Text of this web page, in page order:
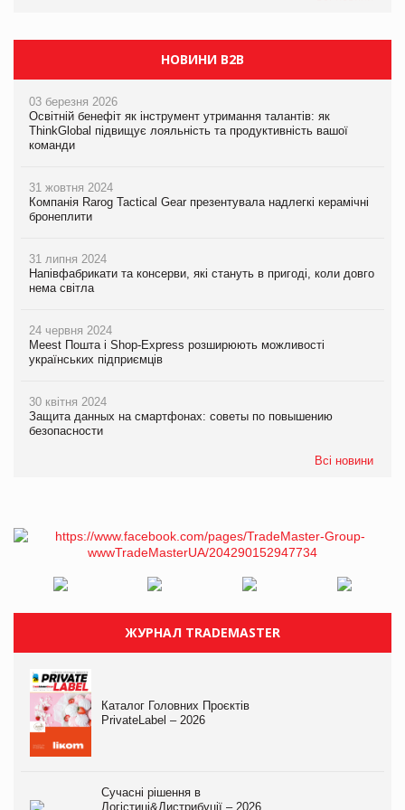
НОВИНИ B2B
03 березня 2026
Освітній бенефіт як інструмент утримання талантів: як
ThinkGlobal підвищує лояльність та продуктивність вашої
команди
31 жовтня 2024
Компанія Rarog Tactical Gear презентувала надлегкі керамічні
бронеплити
31 липня 2024
Напівфабрикати та консерви, які стануть в пригоді, коли довго
нема світла
24 червня 2024
Meest Пошта і Shop-Express розширюють можливості
українських підприємців
30 квітня 2024
Защита данных на смартфонах: советы по повышению
безопасности
Всі новини
ЖУРНАЛ TRADEMASTER
Каталог Головних Проєктів
PrivateLabel – 2026
Сучасні рішення в
Логістиці&Дистрибуції – 2026.